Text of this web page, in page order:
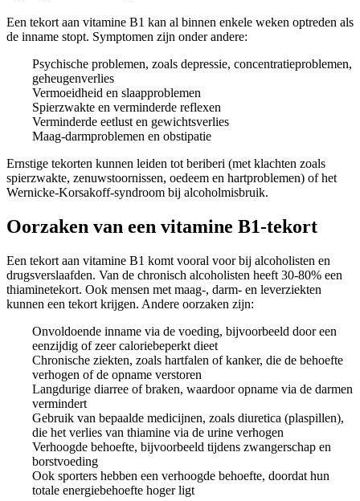
Een tekort aan vitamine B1 kan al binnen enkele weken optreden als
de inname stopt. Symptomen zijn onder andere:
Psychische problemen, zoals depressie, concentratieproblemen,
geheugenverlies
Vermoeidheid en slaapproblemen
Spierzwakte en verminderde reflexen
Verminderde eetlust en gewichtsverlies
Maag-darmproblemen en obstipatie
Ernstige tekorten kunnen leiden tot beriberi (met klachten zoals
spierzwakte, zenuwstoornissen, oedeem en hartproblemen) of het
Wernicke-Korsakoff-syndroom bij alcoholmisbruik.
Oorzaken van een vitamine B1-tekort
Een tekort aan vitamine B1 komt vooral voor bij alcoholisten en
drugsverslaafden. Van de chronisch alcoholisten heeft 30-80% een
thiaminetekort. Ook mensen met maag-, darm- en leverziekten
kunnen een tekort krijgen. Andere oorzaken zijn:
Onvoldoende inname via de voeding, bijvoorbeeld door een
eenzijdig of zeer caloriebeperkt dieet
Chronische ziekten, zoals hartfalen of kanker, die de behoefte
verhogen of de opname verstoren
Langdurige diarree of braken, waardoor opname via de darmen
vermindert
Gebruik van bepaalde medicijnen, zoals diuretica (plaspillen),
die het verlies van thiamine via de urine verhogen
Verhoogde behoefte, bijvoorbeeld tijdens zwangerschap en
borstvoeding
Ook sporters hebben een verhoogde behoefte, doordat hun
totale energiebehoefte hoger ligt